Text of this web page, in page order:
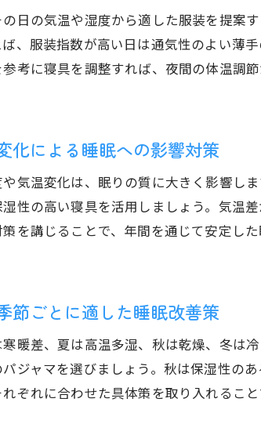
日の気温や湿度から適した服装を提案
、服装指数が高い日は通気性のよい薄
考に寝具を調整すれば、夜間の体温調
化による睡眠への影響対策
気温変化は、眠りの質に大きく影響し
性の高い寝具を活用しましょう。気温
策を講じることで、年間を通じて安定し
節ごとに適した睡眠改善策
暖差、夏は高温多湿、秋は乾燥、冬は
ジャマを選びましょう。秋は保湿性の
ぞれに合わせた具体策を取り入れるこ